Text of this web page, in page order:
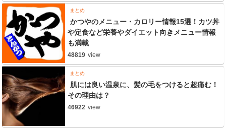
まとめ
かつやのメニュー・カロリー情報15選！カツ丼
や定食など栄養やダイエット向きメニュー情報
も満載
48819 view
まとめ
肌には良い温泉に、髪の毛をつけると超痛む！
その理由は？
46922 view